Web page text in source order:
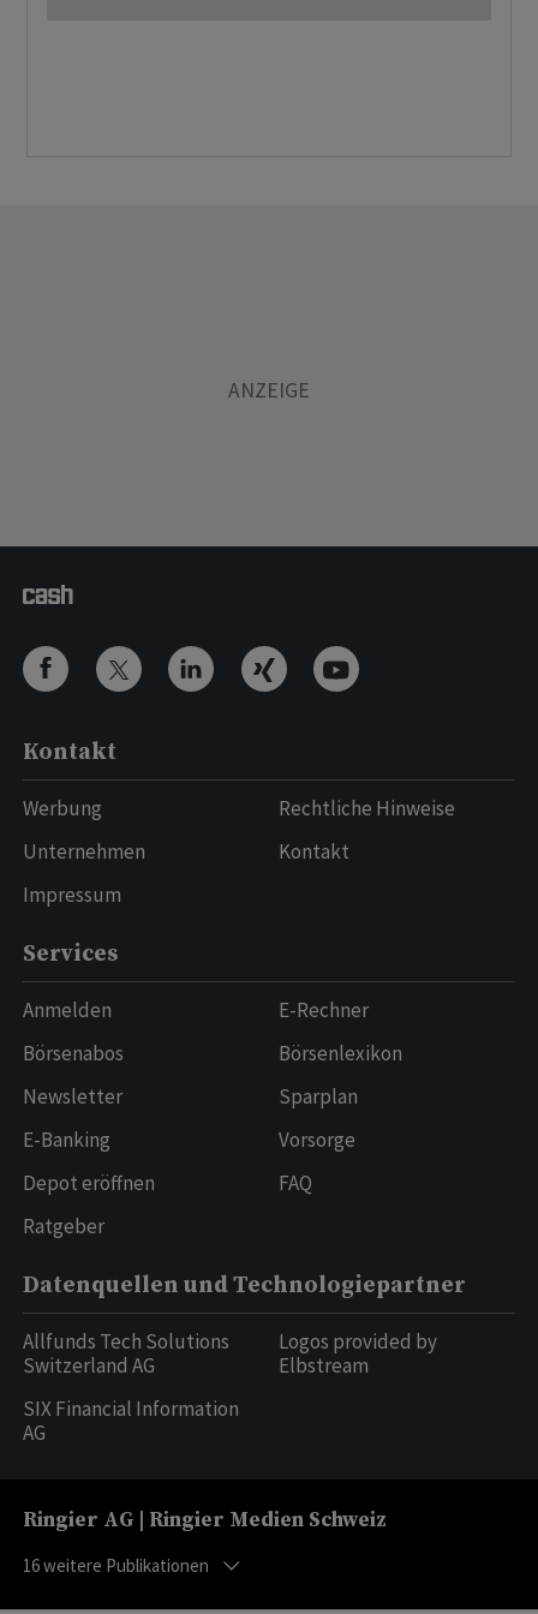
Kontakt
Werbung
Unternehmen
Impressum
Rechtliche Hinweise
Kontakt
Services
Anmelden
Börsenabos
Newsletter
E-Banking
Depot eröffnen
Ratgeber
E-Rechner
Börsenlexikon
Sparplan
Vorsorge
FAQ
Datenquellen und Technologiepartner
Allfunds Tech Solutions
Switzerland AG
SIX Financial Information
AG
Logos provided by
Elbstream
Ringier AG | Ringier Medien Schweiz
16weitere Publikationen